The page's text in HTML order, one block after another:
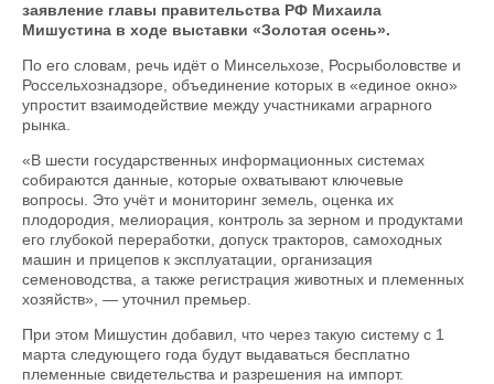
заявление главы правительства РФ Михаила
Мишустина в ходе выставки «Золотая осень».
По его словам, речь идёт о Минсельхозе, Росрыболовстве и
Россельхознадзоре, объединение которых в «единое окно»
упростит взаимодействие между участниками аграрного
рынка.
«В шести государственных информационных системах
собираются данные, которые охватывают ключевые
вопросы. Это учёт и мониторинг земель, оценка их
плодородия, мелиорация, контроль за зерном и продуктами
его глубокой переработки, допуск тракторов, самоходных
машин и прицепов к эксплуатации, организация
семеноводства, а также регистрация животных и племенных
хозяйств», — уточнил премьер.
При этом Мишустин добавил, что через такую систему с 1
марта следующего года будут выдаваться бесплатно
племенные свидетельства и разрешения на импорт.